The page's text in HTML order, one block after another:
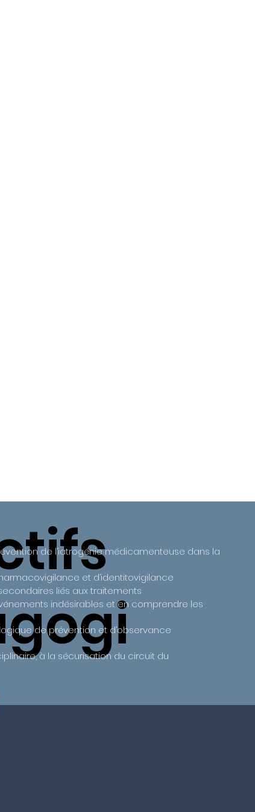
de l’iatrogénie médicamenteuse dans la
et d’identitovigilance
liés aux traitements
indésirables et en comprendre les
de prévention et d’observance
à la sécurisation du circuit du